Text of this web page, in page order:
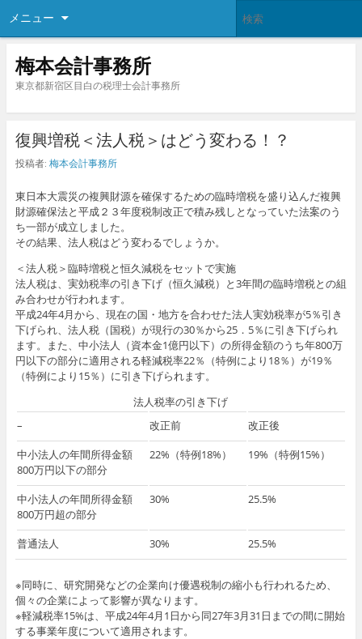
メニュー
梅本会計事務所
東京都新宿区目白の税理士会計事務所
復興増税＜法人税＞はどう変わる！？
投稿者: 梅本会計事務所
東日本大震災の複興財源を確保するための臨時増税を盛り込んだ複興
財源確保法と平成２３年度税制改正で積み残しとなっていた法案のう
ち一部が成立しました。
その結果、法人税はどう変わるでしょうか。
＜法人税＞臨時増税と恒久減税をセットで実施
法人税は、実効税率の引き下げ（恒久減税）と3年間の臨時増税との組
み合わせが行われます。
平成24年4月から、現在の国・地方を合わせた法人実効税率が5％引き
下げられ、法人税（国税）が現行の30％から25．5％に引き下げられ
ます。また、中小法人（資本金1億円以下）の所得金額のうち年800万
円以下の部分に適用される軽減税率22％（特例により18％）が19％
（特例により15％）に引き下げられます。
法人税率の引き下げ
–
改正前
改正後
中小法人の年間所得金額
800万円以下の部分
22%（特例18%） 19%（特例15%）
中小法人の年間所得金額
800万円超の部分
30% 25.5%
普通法人 30% 25.5%
※同時に、研究開発などの企業向け優遇税制の縮小も行われるため、
個々の企業によって影響が異なります。
※軽減税率15%は、平成24年4月1日から同27年3月31日までの間に開始
する事業年度について適用されます。